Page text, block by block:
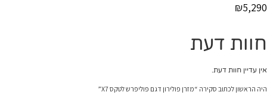
₪5,290
חוות דעת
אין עדיין חוות דעת.
היה הראשון לכתוב סקירה “מזרן פולירון דגם פוליפרש לטקס X7”